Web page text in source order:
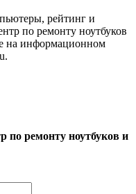
рейтинг и
по ремонту ноутбуков
на информационном
по ремонту ноутбуков и